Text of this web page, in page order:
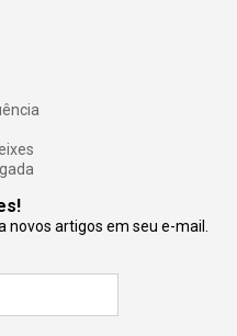
artigos em seu e-mail.